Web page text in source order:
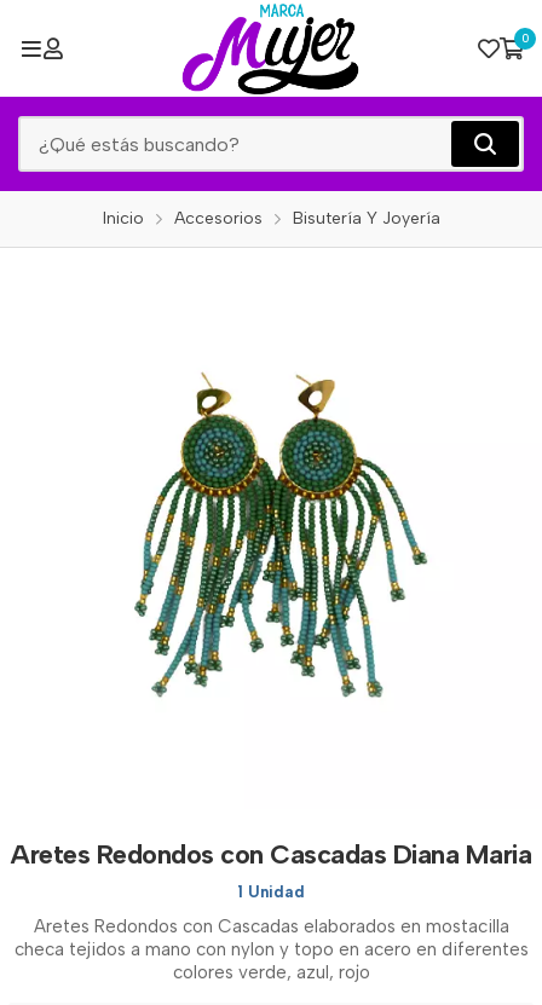
0
Inicio Accesorios Bisutería Y Joyería
Aretes Redondos con Cascadas Diana Maria
1 Unidad
Aretes Redondos con Cascadas elaborados en mostacilla
checa tejidos a mano con nylon y topo en acero en diferentes
colores verde, azul, rojo